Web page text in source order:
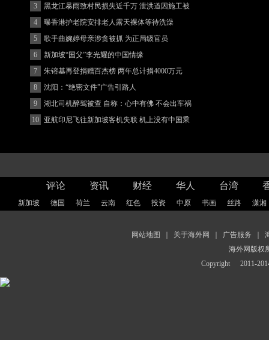
3
黑龙江暴雨致村民损失近千万 泄洪道因施工被
堵
4
曝香港护老院安排老人露天裸体等待洗澡
5
歌手曲婉婷母亲涉贪被抓 为正局级官员
6
新加坡“国父”李光耀的中国情缘
7
朱镕基再登捐赠百杰榜 两年总计捐4000万元
8
沈阳：“绝密文件”广告引路人
9
湖北司机醉驾被查 自称：心中有佛 不会出车祸
(图)
10
亚航印尼飞往新加坡客机失联 机上没有中国乘
评论 资讯 财经 华人 台湾
新加坡 德国 荷兰 云南 红色 投资 中原 书画 丝路 潇湘
网站地图 关于海外网 广告服务
海外网版权
Copyright
2011-